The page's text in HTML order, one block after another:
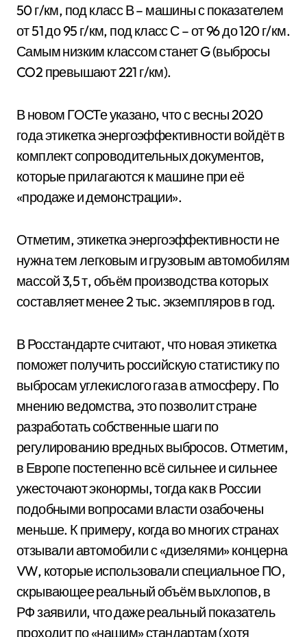
50 г/км, под класс В – машины с показателем
от 51 до 95 г/км, под класс С – от 96 до 120 г/км.
Самым низким классом станет G (выбросы
CO2 превышают 221 г/км).
В новом ГОСТе указано, что с весны 2020
года этикетка энергоэффективности войдёт в
комплект сопроводительных документов,
которые прилагаются к машине при её
«продаже и демонстрации».
Отметим, этикетка энергоэффективности не
нужна тем легковым и грузовым автомобилям
массой 3,5 т, объём производства которых
составляет менее 2 тыс. экземпляров в год.
В Росстандарте считают, что новая этикетка
поможет получить российскую статистику по
выбросам углекислого газа в атмосферу. По
мнению ведомства, это позволит стране
разработать собственные шаги по
регулированию вредных выбросов. Отметим,
в Европе постепенно всё сильнее и сильнее
ужесточают эконормы, тогда как в России
подобными вопросами власти озабочены
меньше. К примеру, когда во многих странах
отзывали автомобили с «дизелями» концерна
VW, которые использовали специальное ПО,
скрывающее реальный объём выхлопов, в
РФ заявили, что даже реальный показатель
проходит по «нашим» стандартам (хотя